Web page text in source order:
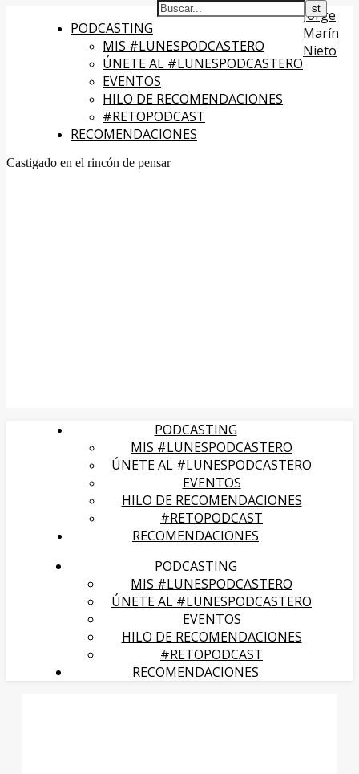
PODCASTING
MIS #LUNESPODCASTERO
ÚNETE AL #LUNESPODCASTERO
EVENTOS
HILO DE RECOMENDACIONES
#RETOPODCAST
RECOMENDACIONES
Jorge
Marín
Nieto
Castigado en el rincón de pensar
PODCASTING
MIS #LUNESPODCASTERO
ÚNETE AL #LUNESPODCASTERO
EVENTOS
HILO DE RECOMENDACIONES
#RETOPODCAST
RECOMENDACIONES
PODCASTING
MIS #LUNESPODCASTERO
ÚNETE AL #LUNESPODCASTERO
EVENTOS
HILO DE RECOMENDACIONES
#RETOPODCAST
RECOMENDACIONES